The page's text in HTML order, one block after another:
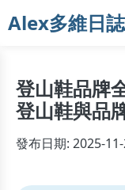
Alex多維日誌
登山鞋品牌
登山鞋與品
發布日期: 2025-